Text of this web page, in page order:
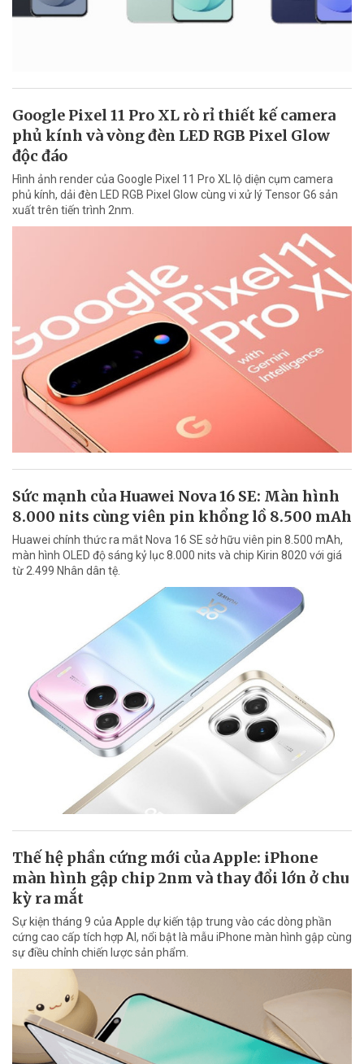
Google Pixel 11 Pro XL rò rỉ thiết kế camera
phủ kính và vòng đèn LED RGB Pixel Glow
độc đáo
Hình ảnh render của Google Pixel 11 Pro XL lộ diện cụm camera
phủ kính, dải đèn LED RGB Pixel Glow cùng vi xử lý Tensor G6 sản
xuất trên tiến trình 2nm.
Sức mạnh của Huawei Nova 16 SE: Màn hình
8.000 nits cùng viên pin khổng lồ 8.500 mAh
Huawei chính thức ra mắt Nova 16 SE sở hữu viên pin 8.500 mAh,
màn hình OLED độ sáng kỷ lục 8.000 nits và chip Kirin 8020 với giá
từ 2.499 Nhân dân tệ.
Thế hệ phần cứng mới của Apple: iPhone
màn hình gập chip 2nm và thay đổi lớn ở chu
kỳ ra mắt
Sự kiện tháng 9 của Apple dự kiến tập trung vào các dòng phần
cứng cao cấp tích hợp AI, nổi bật là mẫu iPhone màn hình gập cùng
sự điều chỉnh chiến lược sản phẩm.